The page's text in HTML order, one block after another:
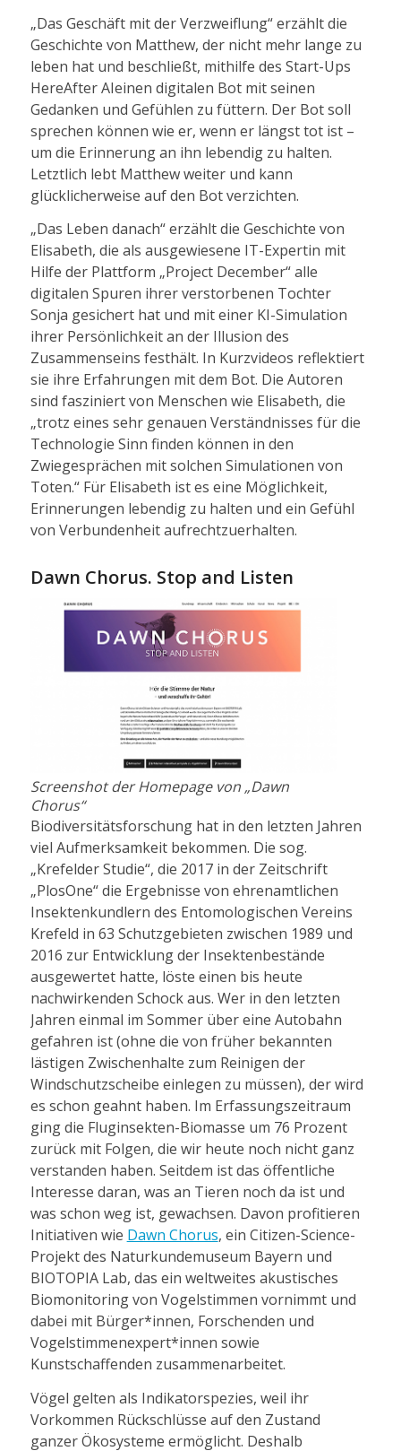
„Das Geschäft mit der Verzweiflung“ erzählt die
Geschichte von Matthew, der nicht mehr lange zu
leben hat und beschließt, mithilfe des Start-Ups
HereAfter AIeinen digitalen Bot mit seinen
Gedanken und Gefühlen zu füttern. Der Bot soll
sprechen können wie er, wenn er längst tot ist –
um die Erinnerung an ihn lebendig zu halten.
Letztlich lebt Matthew weiter und kann
glücklicherweise auf den Bot verzichten.
„Das Leben danach“ erzählt die Geschichte von
Elisabeth, die als ausgewiesene IT-Expertin mit
Hilfe der Plattform „Project December“ alle
digitalen Spuren ihrer verstorbenen Tochter
Sonja gesichert hat und mit einer KI-Simulation
ihrer Persönlichkeit an der Illusion des
Zusammenseins festhält. In Kurzvideos reflektiert
sie ihre Erfahrungen mit dem Bot. Die Autoren
sind fasziniert von Menschen wie Elisabeth, die
„trotz eines sehr genauen Verständnisses für die
Technologie Sinn finden können in den
Zwiegesprächen mit solchen Simulationen von
Toten.“ Für Elisabeth ist es eine Möglichkeit,
Erinnerungen lebendig zu halten und ein Gefühl
von Verbundenheit aufrechtzuerhalten.
Dawn Chorus. Stop and Listen
Screenshot der Homepage von „Dawn
Chorus“
Biodiversitätsforschung hat in den letzten Jahren
viel Aufmerksamkeit bekommen. Die sog.
„Krefelder Studie“, die 2017 in der Zeitschrift
„PlosOne“ die Ergebnisse von ehrenamtlichen
Insektenkundlern des Entomologischen Vereins
Krefeld in 63 Schutzgebieten zwischen 1989 und
2016 zur Entwicklung der Insektenbestände
ausgewertet hatte, löste einen bis heute
nachwirkenden Schock aus. Wer in den letzten
Jahren einmal im Sommer über eine Autobahn
gefahren ist (ohne die von früher bekannten
lästigen Zwischenhalte zum Reinigen der
Windschutzscheibe einlegen zu müssen), der wird
es schon geahnt haben. Im Erfassungszeitraum
ging die Fluginsekten-Biomasse um 76 Prozent
zurück mit Folgen, die wir heute noch nicht ganz
verstanden haben. Seitdem ist das öffentliche
Interesse daran, was an Tieren noch da ist und
was schon weg ist, gewachsen. Davon profitieren
Initiativen wie Dawn Chorus, ein Citizen-Science-
Projekt des Naturkundemuseum Bayern und
BIOTOPIA Lab, das ein weltweites akustisches
Biomonitoring von Vogelstimmen vornimmt und
dabei mit Bürger*innen, Forschenden und
Vogelstimmenexpert*innen sowie
Kunstschaffenden zusammenarbeitet.
Vögel gelten als Indikatorspezies, weil ihr
Vorkommen Rückschlüsse auf den Zustand
ganzer Ökosysteme ermöglicht. Deshalb